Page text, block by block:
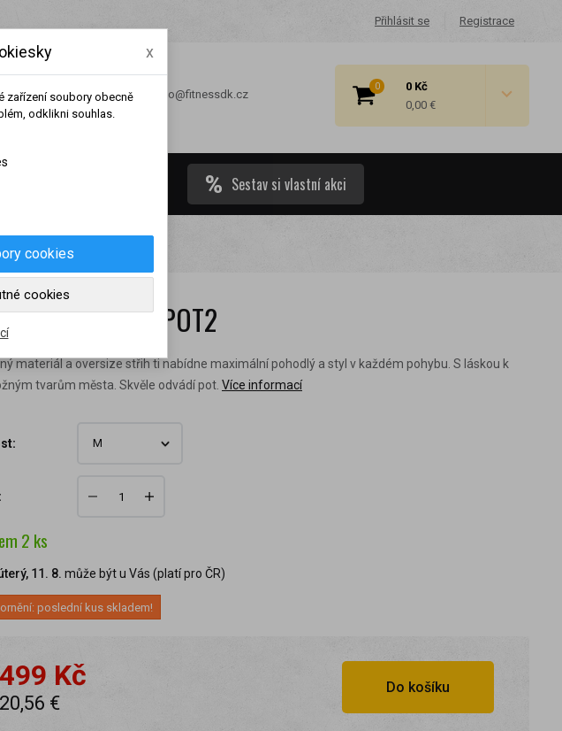
Registrace
Přihlásit se
0
0 Kč
0,00 €
+420 491 462 001 info@fitnessdk.cz
Sestav si vlastní akci
tričko bílé SPOT2
materiál a oversize střih ti nabídne maximální pohodlý a styl v každém pohybu. S láskou k
tvarům města. Skvěle odvádí pot. Více informací
2 ks
11. 8. může být u Vás (platí pro ČR)
poslední kus skladem!
499 Kč
20,56 €
Do košíku
x
zařízení soubory obecně
odklikni souhlas.
cookies
cookies